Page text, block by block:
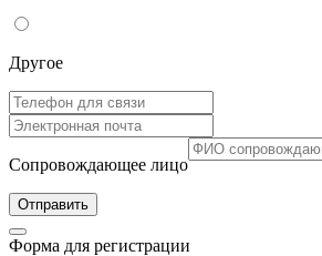
Другое
Сопровождающее лицо
Форма для регистрации